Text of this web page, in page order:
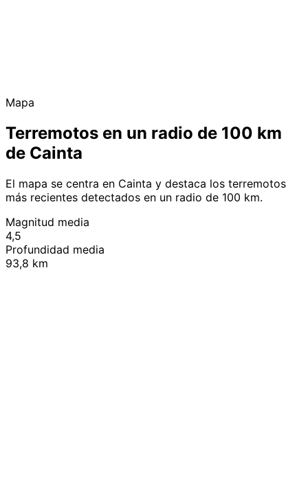
Mapa
Terremotos en un radio de 100 km
de Cainta
El mapa se centra en Cainta y destaca los terremotos
más recientes detectados en un radio de 100 km.
Magnitud media
4,5
Profundidad media
93,8 km